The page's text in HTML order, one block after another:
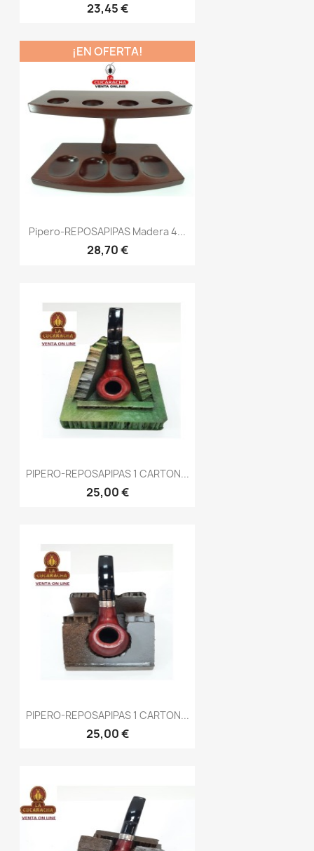
23,45 €
Pipero-REPOSAPIPAS Madera 4...
28,70 €
¡EN OFERTA!
PIPERO-REPOSAPIPAS 1 CARTON...
25,00 €
PIPERO-REPOSAPIPAS 1 CARTON...
25,00 €